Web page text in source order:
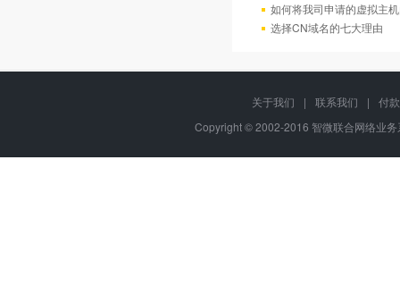
如何将我司申请的虚拟主
选择CN域名的七大理由
关于我们 | 联系我们 |
付
Copyright © 2002-2016 智微联合网络业